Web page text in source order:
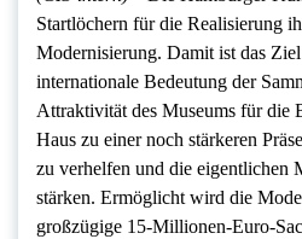
Startlöchern für die Realisierung
Modernisierung. Damit ist das
internationale Bedeutung der
Attraktivität des Museums für die
Haus zu einer noch stärkeren
zu verhelfen und die eigentlichen
stärken. Ermöglicht wird die
großzügige 15-Millionen-Euro-